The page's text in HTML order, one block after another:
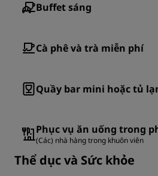
Buffet sáng
Cà phê và trà miễn phí
Quầy bar mini hoặc tủ
Phục vụ ăn uống trong
(Các) nhà hàng trong khuôn viên
Thể dục và Sức khỏe